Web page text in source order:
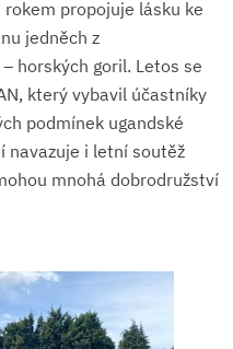
propojuje lásku ke
jedněch z
horských goril. Letos se
který vybavil účastníky
podmínek ugandské
navazuje i letní soutěž
mnohá dobrodružství